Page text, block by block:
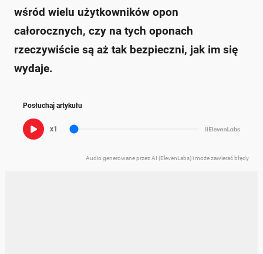
wśród wielu użytkowników opon
całorocznych, czy na tych oponach
rzeczywiście są aż tak bezpieczni, jak im się
wydaje.
Posłuchaj artykułu
x1
Audio generowane przez AI (ElevenLabs) i może zawierać błędy